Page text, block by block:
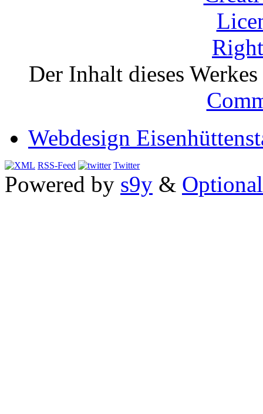
Der Inhalt dieses
Webdesign
RSS-Feed Twitter
Powered by s9y &